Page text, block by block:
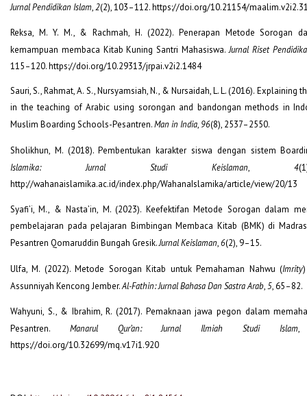
Jurnal Pendidikan Islam, 2(2), 103–112. https://doi.org/10.21154/
Reksa, M. Y. M., & Rachmah, H. (2022). Penerapan Metode Sorogan
kemampuan membaca Kitab Kuning Santri Mahasiswa.Jurnal Riset
115–120. https://doi.org/10.29313/jrpai.v2i2.1484
Sauri, S., Rahmat, A. S., Nursyamsiah, N., & Nursaidah, L. L. (2016). Explaining
in the teaching of Arabic using sorongan and bandongan methods in
Muslim Boarding Schools-Pesantren.Man in India, 96(8), 2537–2550.
Sholikhun, M. (2018). Pembentukan karakter siswa dengan sistem
Islamika: Jurnal Studi Keislaman, 4
http://wahanaislamika.ac.id/index.php/WahanaIslamika/article/view/20/13
Syafi’i, M., & Nasta’in, M. (2023). Keefektifan Metode Sorogan dalam
pembelajaran pada pelajaran Bimbingan Membaca Kitab (BMK) di
Pesantren Qomaruddin Bungah Gresik.Jurnal Keislaman,6(2), 9–15.
Ulfa, M. (2022). Metode Sorogan Kitab untuk Pemahaman Nahwu (Imrity
Assunniyah Kencong Jember.Al-Fathin: Jurnal Bahasa Dan Sastra Arab, 5, 65–82.
Wahyuni, S., & Ibrahim, R. (2017). Pemaknaan jawa pegon dalam
Pesantren. Manarul Qur’an: Jurnal Ilmiah Studi Islam
https://doi.org/10.32699/mq.v17i1.920